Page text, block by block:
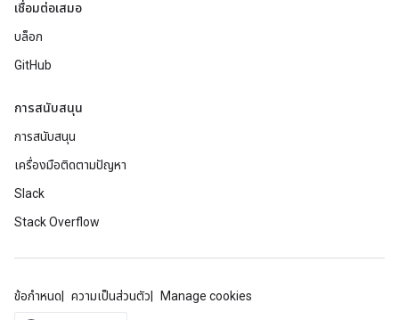
เชื่อมต่อเสมอ
บล็อก
GitHub
การสนับสนุน
การสนับสนุน
เครื่องมือติดตามปัญหา
Slack
Stack Overflow
ข้อกำหนด ความเป็นส่วนตัว Manage cookies